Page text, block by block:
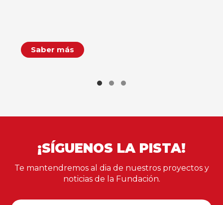
Saber más
¡SÍGUENOS LA PISTA!
Te mantendremos al dia de nuestros proyectos y
noticias de la Fundación.